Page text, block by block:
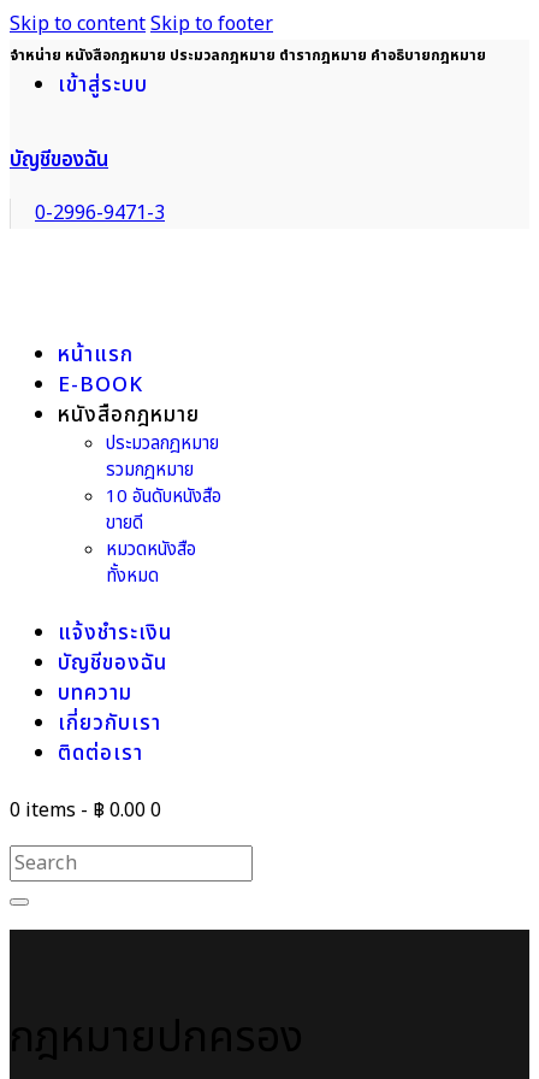
Skip to contentSkip to footer
จำหน่าย หนังสือกฎหมาย ประมวลกฎหมาย ตำรากฎหมาย คำอธิบายกฎหมาย
เข้าสู่ระบบ
บัญชีของฉัน
0-2996-9471-3
หน้าแรก
E-BOOK
หนังสือกฎหมาย
ประมวลกฎหมาย
รวมกฎหมาย
10 อันดับหนังสือ
ขายดี
หมวดหนังสือ
ทั้งหมด
แจ้งชำระเงิน
บัญชีของฉัน
บทความ
เกี่ยวกับเรา
ติดต่อเรา
0 items - ฿ 0.000